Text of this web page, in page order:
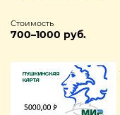
Стоимость
700–1000 руб.